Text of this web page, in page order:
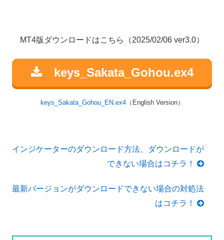
MT4版ダウンロードはこちら（2025/02/06 ver3.0）
keys_Sakata_Gohou.ex4
keys_Sakata_Gohou_EN.ex4（English Version）
インジケーターのダウンロード方法、ダウンロードが
できない場合はコチラ！
最新バージョンがダウンロードできない場合の対処法
はコチラ！